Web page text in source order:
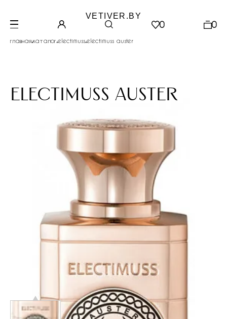
VETIVER.BY
0 0
главная.каталог.electimuss.electimuss auster
electimuss auster